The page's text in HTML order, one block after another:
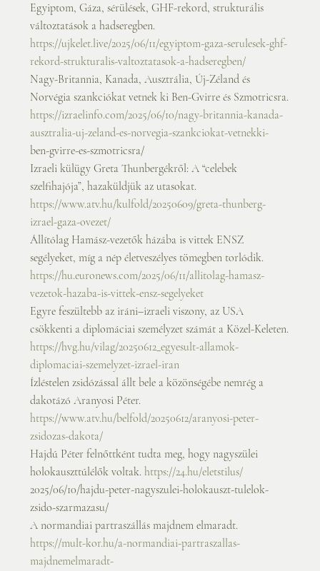
Egyiptom, Gáza, sérülések, GHF-rekord, strukturális
változtatások a hadseregben.
https://ujkelet.live/2025/06/11/egyiptom-gaza-serulesek-ghf-
rekord-strukturalis-valtoztatasok-a-hadseregben/
Nagy-Britannia, Kanada, Ausztrália, Új-Zéland és
Norvégia szankciókat vetnek ki Ben-Gvirre és Szmotricsra.
https://izraelinfo.com/2025/06/10/nagy-britannia-kanada-
ausztralia-uj-zeland-es-norvegia-szankciokat-vetnekki-
ben-gvirre-es-szmotricsra/
Izraeli külügy Greta Thunbergékről: A “celebek
szelfihajója”, hazaküldjük az utasokat.
https://www.atv.hu/kulfold/20250609/greta-thunberg-
izrael-gaza-ovezet/
Állítólag Hamász-vezetők házába is vittek ENSZ
segélyeket, míg a nép életveszélyes tömegben torlódik.
https://hu.euronews.com/2025/06/11/allitolag-hamasz-
vezetok-hazaba-is-vittek-ensz-segelyeket
Egyre feszültebb az iráni–izraeli viszony, az USA
csökkenti a diplomáciai személyzet számát a Közel-Keleten.
https://hvg.hu/vilag/20250612_egyesult-allamok-
diplomaciai-szemelyzet-izrael-iran
Ízléstelen zsidózással állt bele a közönségébe nemrég a
dakotázó Aranyosi Péter.
https://www.atv.hu/belfold/20250612/aranyosi-peter-
zsidozas-dakota/
Hajdú Péter felnőttként tudta meg, hogy nagyszülei
holokauszttúlélők voltak. https://24.hu/eletstilus/
2025/06/10/hajdu-peter-nagyszulei-holokauszt-tulelok-
zsido-szarmazasu/
A normandiai partraszállás majdnem elmaradt.
https://mult-kor.hu/a-normandiai-partraszallas-
majdnemelmaradt-